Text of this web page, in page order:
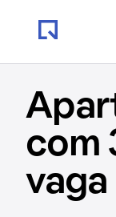
com
vaga